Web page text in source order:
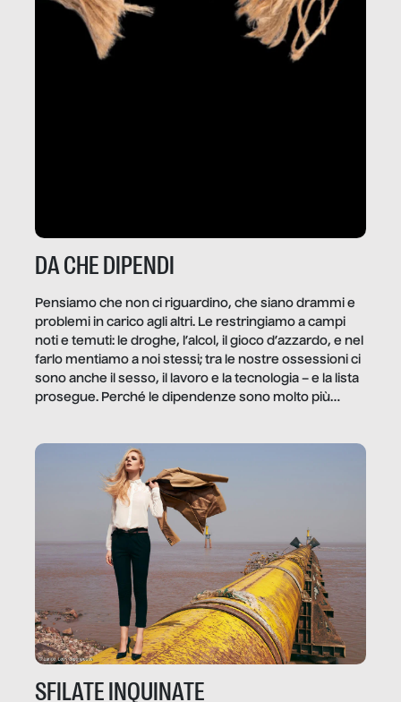
DA CHE DIPENDI
Pensiamo che non ci riguardino, che siano drammi e
problemi in carico agli altri. Le restringiamo a campi
noti e temuti: le droghe, l’alcol, il gioco d’azzardo, e nel
farlo mentiamo a noi stessi; tra le nostre ossessioni ci
sono anche il sesso, il lavoro e la tecnologia – e la lista
prosegue. Perché le dipendenze sono molto più
trae un guadagno. In questo reportage vediamo
quale e come.
SFILATE INQUINATE